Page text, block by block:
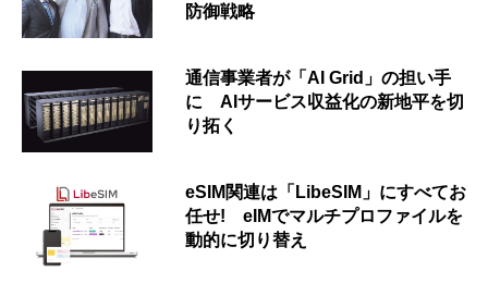
防御戦略
通信事業者が「AI Grid」の担い手
に AIサービス収益化の新地平を切
り拓く
eSIM関連は「LibeSIM」にすべてお
任せ! eIMでマルチプロファイルを
動的に切り替え